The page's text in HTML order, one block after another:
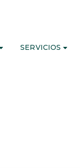
SERVICIOS